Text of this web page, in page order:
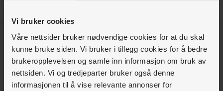
Vi bruker cookies
Våre nettsider bruker nødvendige cookies for at du skal
kunne bruke siden. Vi bruker i tillegg cookies for å bedre
brukeropplevelsen og samle inn informasjon om bruk av
nettsiden. Vi og tredjeparter bruker også denne
informasjonen til å vise relevante annonser for
Var denne artikkelen nyttig for deg?
Ja Nei